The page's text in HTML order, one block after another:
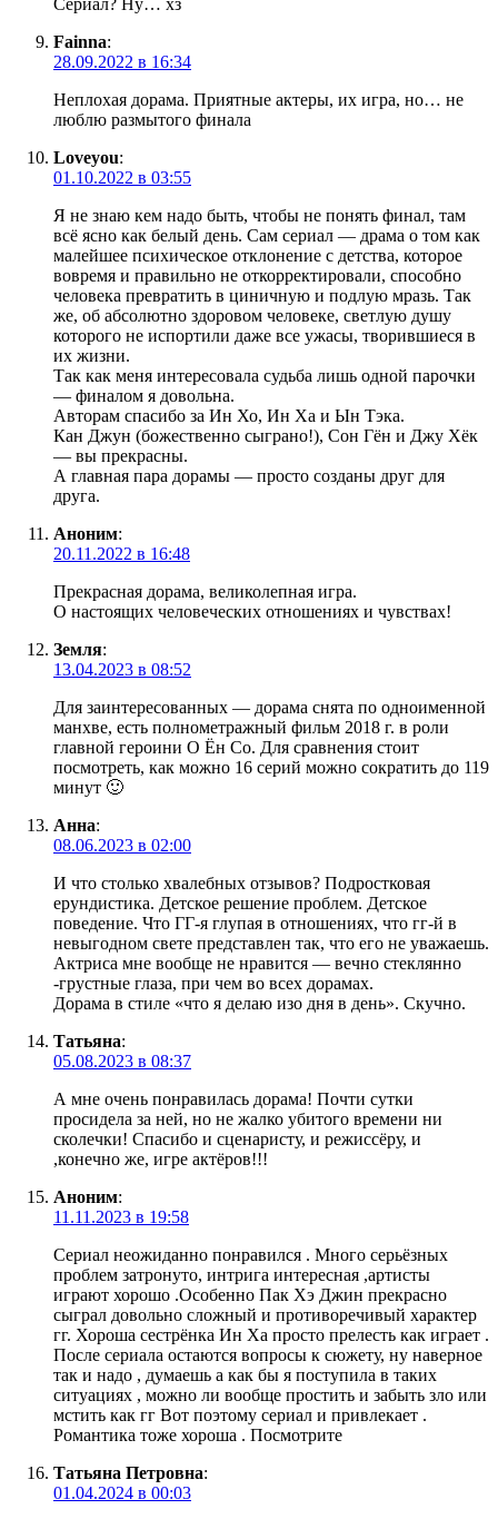
Fainna:
28.09.2022 в 16:34
Неплохая дорама. Приятные актеры, их игра, но… не
люблю размытого финала
Loveyou:
01.10.2022 в 03:55
Я не знаю кем надо быть, чтобы не понять финал, там
всё ясно как белый день. Сам сериал — драма о том как
малейшее психическое отклонение с детства, которое
вовремя и правильно не откорректировали, способно
человека превратить в циничную и подлую мразь. Так
же, об абсолютно здоровом человеке, светлую душу
которого не испортили даже все ужасы, творившиеся в
их жизни.
Так как меня интересовала судьба лишь одной парочки
— финалом я довольна.
Авторам спасибо за Ин Хо, Ин Ха и Ын Тэка.
Кан Джун (божественно сыграно!), Сон Гён и Джу Хёк
— вы прекрасны.
А главная пара дорамы — просто созданы друг для
друга.
Аноним:
20.11.2022 в 16:48
Прекрасная дорама, великолепная игра.
О настоящих человеческих отношениях и чувствах!
Земля:
13.04.2023 в 08:52
Для заинтересованных — дорама снята по одноименной
манхве, есть полнометражный фильм 2018 г. в роли
главной героини О Ён Со. Для сравнения стоит
посмотреть, как можно 16 серий можно сократить до 119
минут 🙂
Анна:
08.06.2023 в 02:00
И что столько хвалебных отзывов? Подростковая
ерундистика. Детское решение проблем. Детское
поведение. Что ГГ-я глупая в отношениях, что гг-й в
невыгодном свете представлен так, что его не уважаешь.
Актриса мне вообще не нравится — вечно стеклянно
-грустные глаза, при чем во всех дорамах.
Дорама в стиле «что я делаю изо дня в день». Скучно.
Татьяна:
05.08.2023 в 08:37
А мне очень понравилась дорама! Почти сутки
просидела за ней, но не жалко убитого времени ни
сколечки! Спасибо и сценаристу, и режиссёру, и
,конечно же, игре актёров!!!
Аноним:
11.11.2023 в 19:58
Сериал неожиданно понравился . Много серьёзных
проблем затронуто, интрига интересная ,артисты
играют хорошо .Особенно Пак Хэ Джин прекрасно
сыграл довольно сложный и противоречивый характер
гг. Хороша сестрёнка Ин Ха просто прелесть как играет .
После сериала остаются вопросы к сюжету, ну наверное
так и надо , думаешь а как бы я поступила в таких
ситуациях , можно ли вообще простить и забыть зло или
мстить как гг Вот поэтому сериал и привлекает .
Романтика тоже хороша . Посмотрите
Татьяна Петровна:
01.04.2024 в 00:03